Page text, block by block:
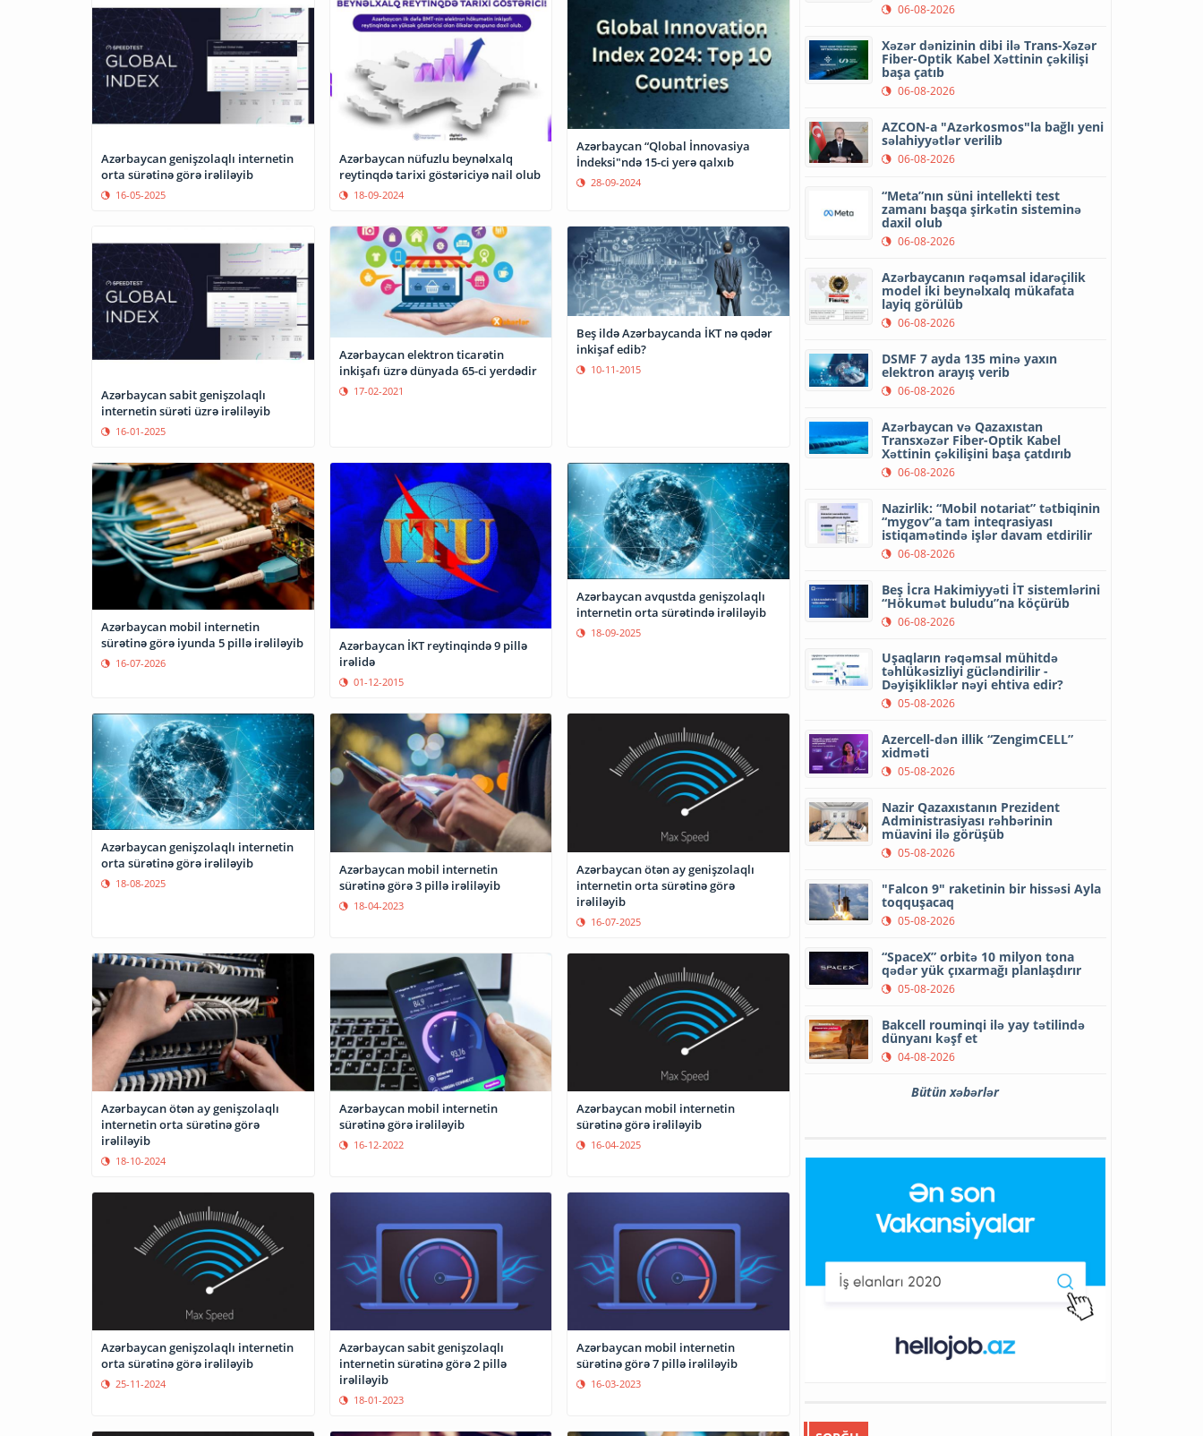
Azərbaycan genişzolaqlı internetin
orta sürətinə görə irəliləyib
16-05-2025
Azərbaycan nüfuzlu beynəlxalq
reytinqdə tarixi göstəriciyə nail olub
18-09-2024
Azərbaycan “Qlobal İnnovasiya
İndeksi"ndə 15-ci yerə qalxıb
28-09-2024
Azərbaycan sabit genişzolaqlı
internetin sürəti üzrə irəliləyib
16-01-2025
Azərbaycan elektron ticarətin
inkişafı üzrə dünyada 65-ci yerdədir
17-02-2021
Beş ildə Azərbaycanda İKT nə qədər
inkişaf edib?
10-11-2015
Azərbaycan mobil internetin
sürətinə görə iyunda 5 pillə irəliləyib
16-07-2026
Azərbaycan İKT reytinqində 9 pillə
irəlidə
01-12-2015
Azərbaycan avqustda genişzolaqlı
internetin orta sürətində irəliləyib
18-09-2025
Azərbaycan genişzolaqlı internetin
orta sürətinə görə irəliləyib
18-08-2025
Azərbaycan mobil internetin
sürətinə görə 3 pillə irəliləyib
18-04-2023
Azərbaycan ötən ay genişzolaqlı
internetin orta sürətinə görə
irəliləyib
16-07-2025
Azərbaycan ötən ay genişzolaqlı
internetin orta sürətinə görə
irəliləyib
18-10-2024
Azərbaycan mobil internetin
sürətinə görə irəliləyib
16-12-2022
Azərbaycan mobil internetin
sürətinə görə irəliləyib
16-04-2025
Azərbaycan genişzolaqlı internetin
orta sürətinə görə irəliləyib
25-11-2024
Azərbaycan sabit genişzolaqlı
internetin sürətinə görə 2 pillə
irəliləyib
18-01-2023
Azərbaycan mobil internetin
sürətinə görə 7 pillə irəliləyib
16-03-2023
06-08-2026
Xəzər dənizinin dibi ilə Trans-Xəzər
Fiber-Optik Kabel Xəttinin çəkilişi
başa çatıb
06-08-2026
AZCON-a "Azərkosmos"la bağlı yeni
səlahiyyətlər verilib
06-08-2026
“Meta”nın süni intellekti test
zamanı başqa şirkətin sisteminə
daxil olub
06-08-2026
Azərbaycanın rəqəmsal idarəçilik
model iki beynəlxalq mükafata
layiq görülüb
06-08-2026
DSMF 7 ayda 135 minə yaxın
elektron arayış verib
06-08-2026
Azərbaycan və Qazaxıstan
Transxəzər Fiber-Optik Kabel
Xəttinin çəkilişini başa çatdırıb
06-08-2026
Nazirlik: “Mobil notariat” tətbiqinin
“mygov”a tam inteqrasiyası
istiqamətində işlər davam etdirilir
06-08-2026
Beş İcra Hakimiyyəti İT sistemlərini
“Hökumət buludu”na köçürüb
06-08-2026
Uşaqların rəqəmsal mühitdə
təhlükəsizliyi gücləndirilir -
Dəyişikliklər nəyi ehtiva edir?
05-08-2026
Azercell-dən illik “ZengimCELL”
xidməti
05-08-2026
Nazir Qazaxıstanın Prezident
Administrasiyası rəhbərinin
müavini ilə görüşüb
05-08-2026
"Falcon 9" raketinin bir hissəsi Ayla
toqquşacaq
05-08-2026
“SpaceX” orbitə 10 milyon tona
qədər yük çıxarmağı planlaşdırır
05-08-2026
Bakcell rouminqi ilə yay tətilində
dünyanı kəşf et
04-08-2026
Bütün xəbərlər